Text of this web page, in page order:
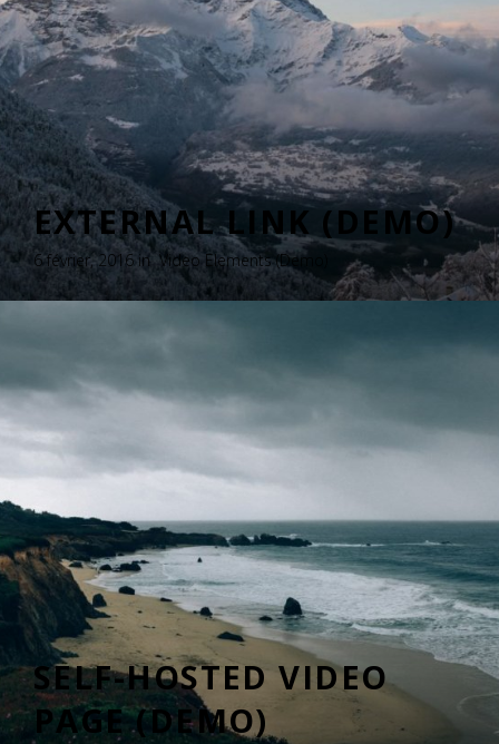
EXTERNAL LINK (DEMO)
6 février, 2016 inVideo Elements (Demo)
SELF-HOSTED VIDEO
PAGE (DEMO)